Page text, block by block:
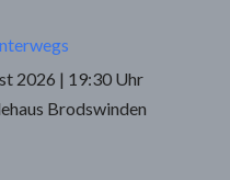
2026 | 19:30 Uhr
Brodswinden